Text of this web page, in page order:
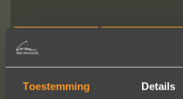
Toestemming Details
MEER INFO